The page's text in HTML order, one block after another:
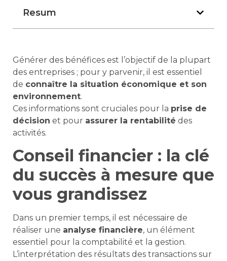
Resum
Générer des bénéfices est l’objectif de la plupart
des entreprises ; pour y parvenir, il est essentiel
de connaître la situation économique et son
environnement.
Ces informations sont cruciales pour la prise de
décision et pour assurer la rentabilité des
activités.
Conseil financier : la clé
du succès à mesure que
vous grandissez
Dans un premier temps, il est nécessaire de
réaliser une analyse financière, un élément
essentiel pour la comptabilité et la gestion.
L’interprétation des résultats des transactions sur